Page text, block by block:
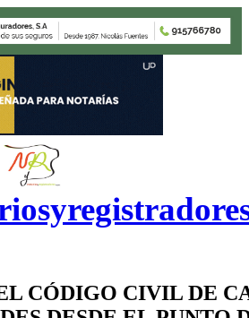
CÓDIGO CIVIL DE